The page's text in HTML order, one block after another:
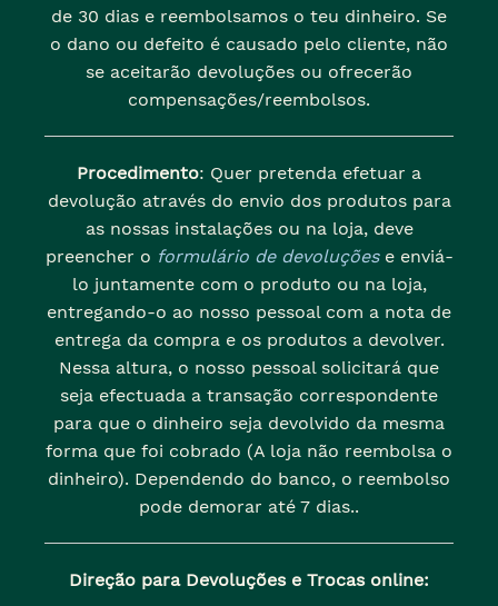
de 30 dias e reembolsamos o teu dinheiro. Se
o dano ou defeito é causado pelo cliente, não
se aceitarão devoluções ou ofrecerão
compensações/reembolsos.
Procedimento: Quer pretenda efetuar a
devolução através do envio dos produtos para
as nossas instalações ou na loja, deve
preencher o formulário de devoluçõese enviá-
lo juntamente com o produto ou na loja,
entregando-o ao nosso pessoal com a nota de
entrega da compra e os produtos a devolver.
Nessa altura, o nosso pessoal solicitará que
seja efectuada a transação correspondente
para que o dinheiro seja devolvido da mesma
forma que foi cobrado (A loja não reembolsa o
dinheiro). Dependendo do banco, o reembolso
pode demorar até 7 dias..
Direção para Devoluções e Trocas online: